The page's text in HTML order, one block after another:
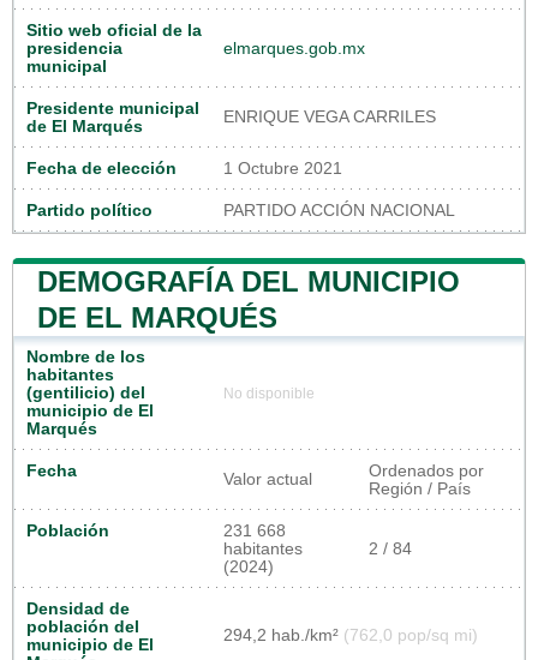
Sitio web oficial de la
presidencia
municipal
elmarques.gob.mx
Presidente municipal
de El Marqués
ENRIQUE VEGA CARRILES
Fecha de elección 1 Octubre 2021
Partido político PARTIDO ACCIÓN NACIONAL
DEMOGRAFÍA DEL MUNICIPIO
DE EL MARQUÉS
Nombre de los
habitantes
(gentilicio) del
municipio de El
Marqués
No disponible
Fecha Valor actual
Ordenados por
Región / País
Población
231 668
habitantes
(2024)
2 / 84
Densidad de
población del
municipio de El
294,2 hab./km² (762,0 pop/sq mi)